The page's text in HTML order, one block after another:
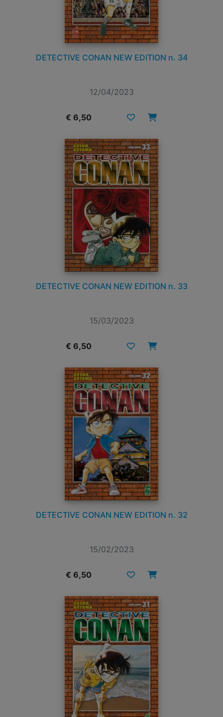
DETECTIVE CONAN NEW EDITION n. 34
12/04/2023
€ 6,50
DETECTIVE CONAN NEW EDITION n. 33
15/03/2023
€ 6,50
DETECTIVE CONAN NEW EDITION n. 32
15/02/2023
€ 6,50